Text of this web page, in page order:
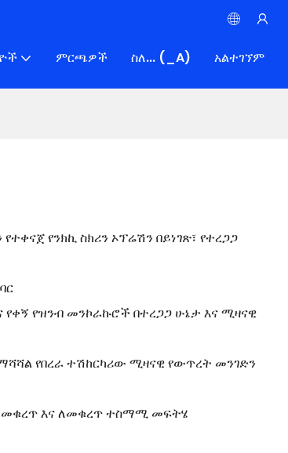
ምርጫዎች ስለ... (_A) አልተገኘም
የንክኪ ስክሪን ኦፕሬሽን በይነገጽ፣ የተረጋጋ
የዝንብ መንኮራኩሮች በተረጋጋ ሁኔታ እና ሚዛናዊ
የበረራ ተሽከርካሪው ሚዛናዊ የውጥረት መንገድን
ለመቁረጥ እና ለመቁረጥ ተስማሚ መፍትሄ